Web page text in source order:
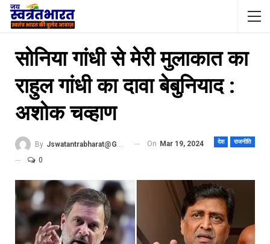
सोनिया गांधी से मेरी मुलाकात का
राहुल गांधी का दावा बेबुनियाद :
अशोक चव्हाण
देश राजनीति
By Jswatantrabharat@gmail.com On Mar 19, 2024
0